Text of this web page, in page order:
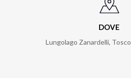
DOVE
Lungolago Zanardelli,